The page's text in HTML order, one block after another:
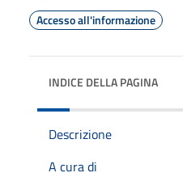
Accesso all'informazione
INDICE DELLA PAGINA
Descrizione
A cura di